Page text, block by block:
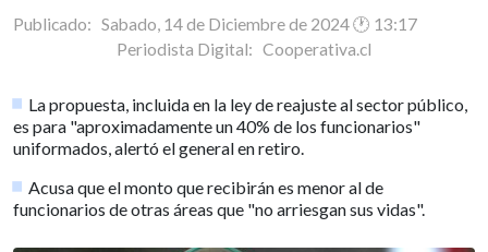
Publicado: Sabado, 14 de Diciembre de 2024 🕐 13:17
Periodista Digital: Cooperativa.cl
La propuesta, incluida en la ley de reajuste al sector público,
es para "aproximadamente un 40% de los funcionarios"
uniformados, alertó el general en retiro.
Acusa que el monto que recibirán es menor al de
funcionarios de otras áreas que "no arriesgan sus vidas".